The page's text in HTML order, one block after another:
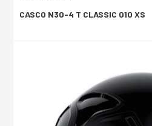
CASCO N30-4 T CLASSIC 010 XS